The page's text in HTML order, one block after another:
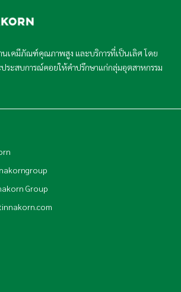
เคมีภัณฑ์คุณภาพสูง และบริการที่เป็นเลิศ โดย
ระสบการณ์คอยให้คำปรึกษาแก่กลุ่มอุตสาหกรรม
Group